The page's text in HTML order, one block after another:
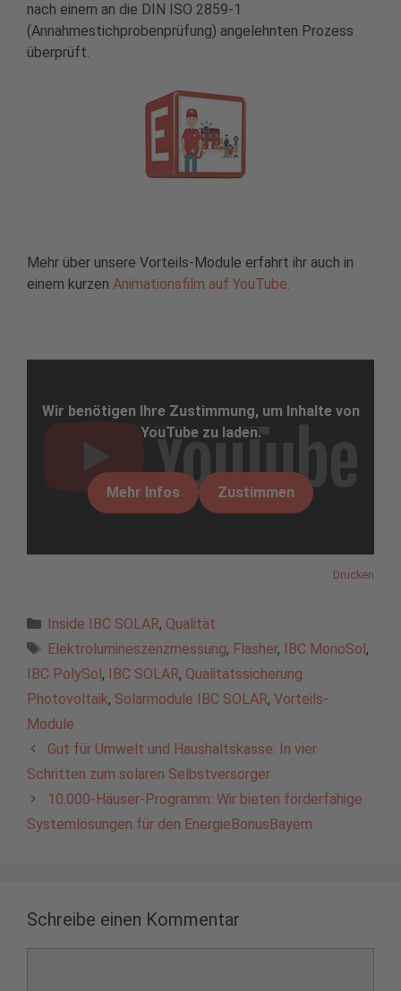
nach einem an die DIN ISO 2859-1
(Annahmestichprobenprüfung) angelehnten Prozess
überprüft.
Mehr über unsere Vorteils-Module erfahrt ihr auch in
einem kurzen Animationsfilm auf YouTube.
Wir benötigen Ihre Zustimmung, um Inhalte von
YouTube zu laden.
Mehr Infos Zustimmen
Drucken
Kategorien
Inside IBC SOLAR, Qualität
Schlagwörter
Elektrolumineszenzmessung, Flasher, IBC MonoSol,
IBC PolySol, IBC SOLAR, Qualitätssicherung
Photovoltaik, Solarmodule IBC SOLAR, Vorteils-
Module
Gut für Umwelt und Haushaltskasse: In vier
Schritten zum solaren Selbstversorger
10.000-Häuser-Programm: Wir bieten förderfähige
Systemlösungen für den EnergieBonusBayern
Schreibe einen Kommentar